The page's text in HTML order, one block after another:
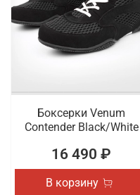
Боксерки Venum
Contender Black/White
16 490 ₽
В корзину